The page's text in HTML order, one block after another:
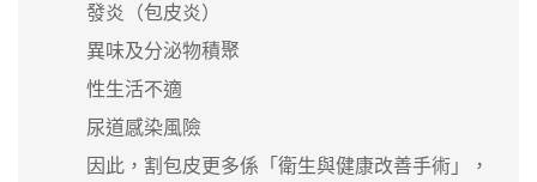
發炎（包皮炎）
異味及分泌物積聚
性生活不適
尿道感染風險
因此，割包皮更多係「衛生與健康改善手術」，